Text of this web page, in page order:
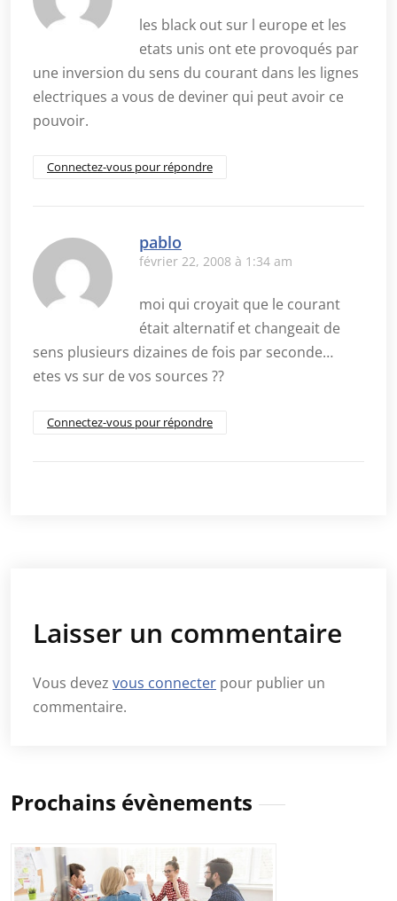
les black out sur l europe et les
etats unis ont ete provoqués par
une inversion du sens du courant dans les lignes
electriques a vous de deviner qui peut avoir ce
pouvoir.
Connectez-vous pour répondre
pablo
février 22, 2008 à 1:34 am
moi qui croyait que le courant
était alternatif et changeait de
sens plusieurs dizaines de fois par seconde…
etes vs sur de vos sources ??
Connectez-vous pour répondre
Laisser un commentaire
Vous devez vous connecter pour publier un
commentaire.
Prochains évènements